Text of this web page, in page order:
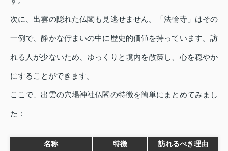
次に、出雲の隠れた仏閣も見逃せません。「法輪寺」はその
一例で、静かな佇まいの中に歴史的価値を持っています。訪
れる人が少ないため、ゆっくりと境内を散策し、心を穏やか
にすることができます。
ここで、出雲の穴場神社仏閣の特徴を簡単にまとめてみまし
た：
名称 特徴 訪れるべき理由